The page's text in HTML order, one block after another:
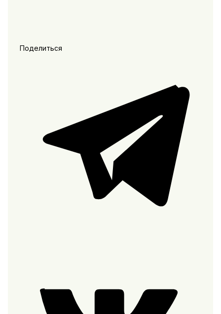
Поделиться